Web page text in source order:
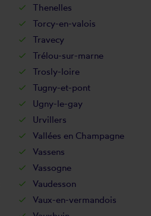
Thenelles
Torcy-en-valois
Travecy
Trélou-sur-marne
Trosly-loire
Tugny-et-pont
Ugny-le-gay
Urvillers
Vallées en Champagne
Vassens
Vassogne
Vaudesson
Vaux-en-vermandois